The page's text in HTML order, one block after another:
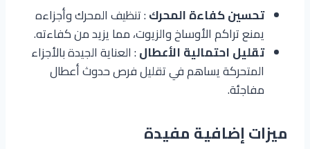
تحسين كفاءة المحرك: تنظيف المحرك وأجزاءه
يمنع تراكم الأوساخ والزيوت، مما يزيد من كفاءته.
تقليل احتمالية الأعطال: العناية الجيدة بالأجزاء
المتحركة يساهم في تقليل فرص حدوث أعطال
مفاجئة.
ميزات إضافية مفيدة